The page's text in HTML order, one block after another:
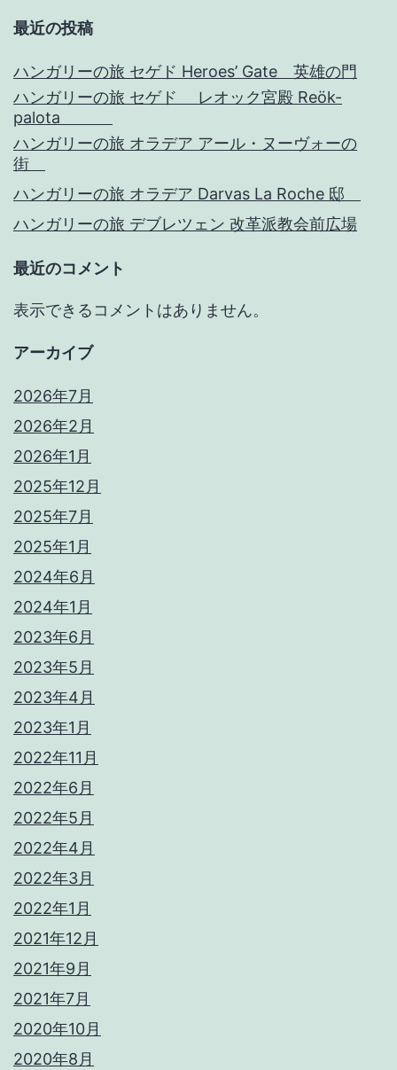
最近の投稿
ハンガリーの旅 セゲド Heroes’ Gate 英雄の門
ハンガリーの旅 セゲド レオック宮殿 Reök-
palota
ハンガリーの旅 オラデア アール・ヌーヴォーの
街
ハンガリーの旅 オラデア Darvas La Roche 邸
ハンガリーの旅 デブレツェン 改革派教会前広場
最近のコメント
表示できるコメントはありません。
アーカイブ
2026年7月
2026年2月
2026年1月
2025年12月
2025年7月
2025年1月
2024年6月
2024年1月
2023年6月
2023年5月
2023年4月
2023年1月
2022年11月
2022年6月
2022年5月
2022年4月
2022年3月
2022年1月
2021年12月
2021年9月
2021年7月
2020年10月
2020年8月